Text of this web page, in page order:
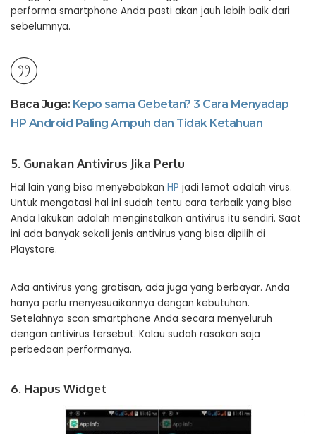
performa smartphone Anda pasti akan jauh lebih baik dari
sebelumnya.
Baca Juga: Kepo sama Gebetan? 3 Cara Menyadap
HP Android Paling Ampuh dan Tidak Ketahuan
5. Gunakan Antivirus Jika Perlu
Hal lain yang bisa menyebabkan HP jadi lemot adalah virus.
Untuk mengatasi hal ini sudah tentu cara terbaik yang bisa
Anda lakukan adalah menginstalkan antivirus itu sendiri. Saat
ini ada banyak sekali jenis antivirus yang bisa dipilih di
Playstore.
Ada antivirus yang gratisan, ada juga yang berbayar. Anda
hanya perlu menyesuaikannya dengan kebutuhan.
Setelahnya scan smartphone Anda secara menyeluruh
dengan antivirus tersebut. Kalau sudah rasakan saja
perbedaan performanya.
6. Hapus Widget